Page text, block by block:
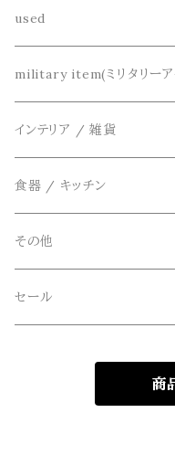
dros dro(ドロスドロ)
DETAIL(ディティール)
THE FLAVOR DESIGN(ザ
FOB FACTORY(エフオービ
Four Seasons
freewaters(フリーウォータ
GLOMA NAUTICA(グロ
カーディガン
財布、コインケース、マネーク
鞄
used
リメイク
アクセサリー
military item(ミリタリーア
インテリア / 雑貨
食器 / キッチン
その他
セール
商